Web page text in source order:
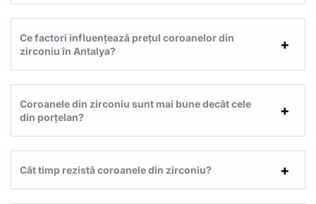
Ce factori influențează prețul coroanelor din
zirconiu în Antalya?
Coroanele din zirconiu sunt mai bune decât cele
din porțelan?
Cât timp rezistă coroanele din zirconiu?